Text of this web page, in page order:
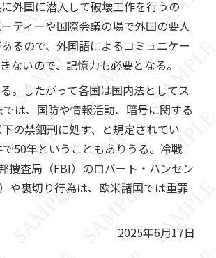
外国に潜入して破壊工作を行うの
ティーや国際会議の場で外国の要人
るので、外国語によるコミュニケー
いので、記憶力も必要となる。
。したがって各国は国内法としてス
は、国防や情報活動、暗号に関する
の禁錮刑に処す、と規定されてい
50年ということもありうる。冷戦
査局（FBI）のロバート・ハンセン
や裏切り行為は、欧米諸国では重罪
2025年6月17日